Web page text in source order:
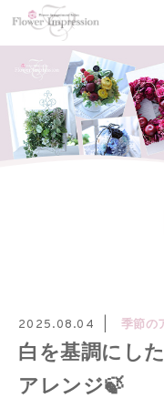
2025.08.04 季節の
白を基調にし
アレンジ🍃